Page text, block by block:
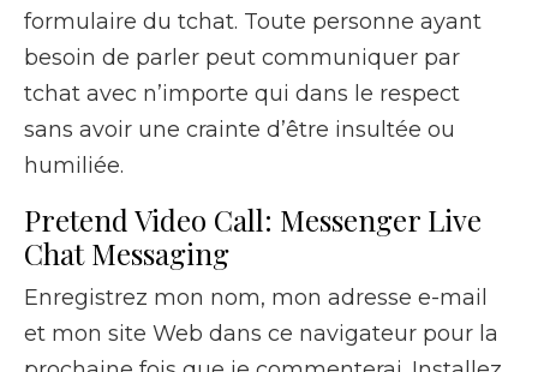
formulaire du tchat. Toute personne ayant
besoin de parler peut communiquer par
tchat avec n’importe qui dans le respect
sans avoir une crainte d’être insultée ou
humiliée.
Pretend Video Call: Messenger Live
Chat Messaging
Enregistrez mon nom, mon adresse e-mail
et mon site Web dans ce navigateur pour la